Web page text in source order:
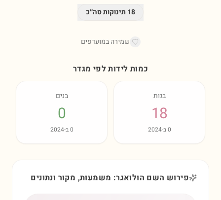
18 תינוקות סה״כ
שמירה במועדפים
כמות לידות לפי מגדר
בנות
18
0ב-2024
בנים
0
0ב-2024
פירוש השם הולואגר: משמעות, מקור ונתונים